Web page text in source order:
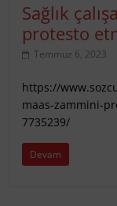
Sağlık
protesto
Temmuz 6, 2023
https://
maas-zammini-
7735239/
Devam